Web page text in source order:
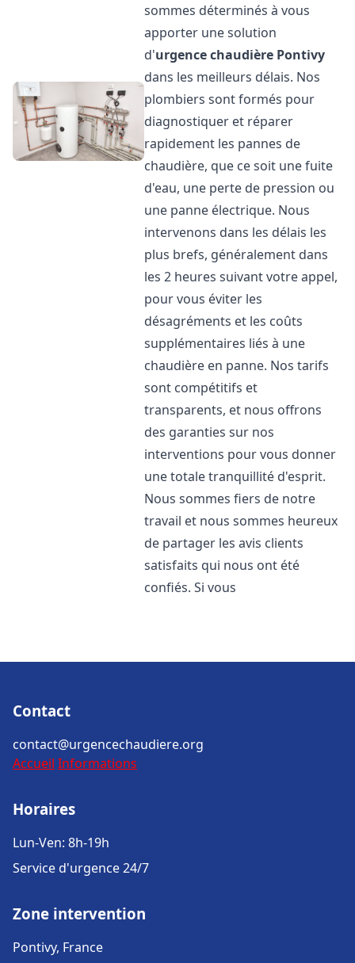
sommes déterminés à vous
apporter une solution
d'urgence chaudière Pontivy
dans les meilleurs délais. Nos
plombiers sont formés pour
diagnostiquer et réparer
rapidement les pannes de
chaudière, que ce soit une fuite
d'eau, une perte de pression ou
une panne électrique. Nous
intervenons dans les délais les
plus brefs, généralement dans
les 2 heures suivant votre appel,
pour vous éviter les
désagréments et les coûts
supplémentaires liés à une
chaudière en panne. Nos tarifs
sont compétitifs et
transparents, et nous offrons
des garanties sur nos
interventions pour vous donner
une totale tranquillité d'esprit.
Nous sommes fiers de notre
travail et nous sommes heureux
de partager les avis clients
satisfaits qui nous ont été
confiés. Si vous
Contact
contact@urgencechaudiere.org
Accueil Informations
Horaires
Lun-Ven: 8h-19h
Service d'urgence 24/7
Zone intervention
Pontivy, France